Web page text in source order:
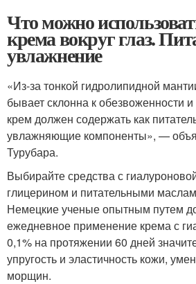
Что можно
крема вокруг глаз.
увлажнение
«Из-за тонкой гидролипидной
бывает склонна к обезвоженности
крем должен содержать как
увлажняющие компоненты», —
Турубара.
Выбирайте средства с
глицерином и питательными
Немецкие ученые опытным путем
ежедневное применение крема с
0,1% на протяжении 60 дней
упругость и эластичность кожи,
морщин.